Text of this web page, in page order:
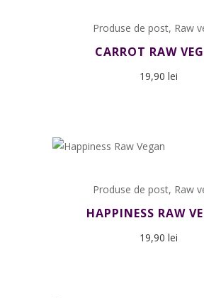
Produse de post, Raw
CARROT RAW
19,90 lei
Produse de post, Raw
HAPPINESS RAW
19,90 lei